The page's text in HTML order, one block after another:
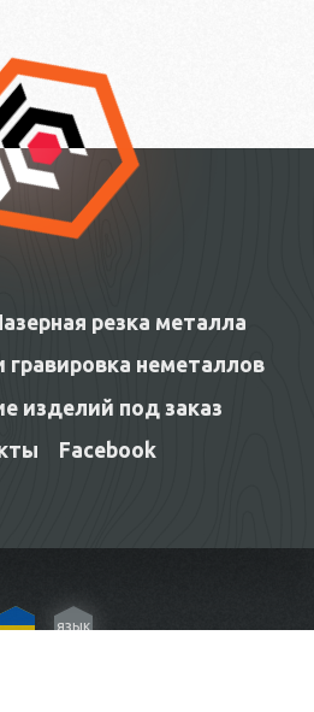
резка металла
гравировка неметаллов
изделий под заказ
Facebook
язык